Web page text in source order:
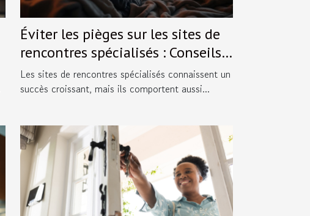
Éviter les pièges sur les sites de
rencontres spécialisés : Conseils
pratiques.
Les sites de rencontres spécialisés connaissent un
succès croissant, mais ils comportent aussi...